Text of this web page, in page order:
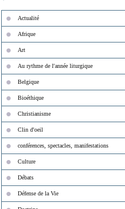
Actualité
Afrique
Art
Au rythme de l'année liturgique
Belgique
Bioéthique
Christianisme
Clin d'oeil
conférences, spectacles, manifestations
Culture
Débats
Défense de la Vie